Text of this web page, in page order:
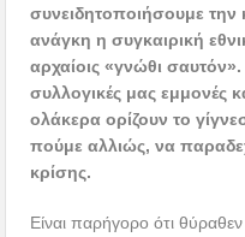
συνειδητοποιήσουμε την
ανάγκη η συγκαιρική
αρχαίοις «γνώθι
συλλογικές μας εμμονές
ολάκερα ορίζουν το
πούμε αλλιώς, να
κρίσης.
Είναι παρήγορο ότι